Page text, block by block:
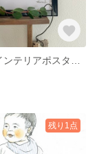
残り1点